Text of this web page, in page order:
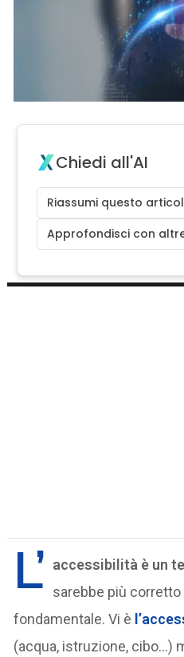
Chiedi all'AI
Riassumi questo
Approfondisci con
L’ accessibilità è un
sarebbe più
fondamentale. Vi è
(acqua, istruzione, cibo…)